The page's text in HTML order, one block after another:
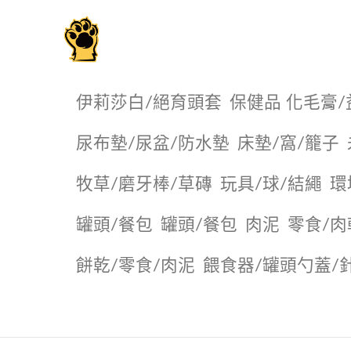
伊莉莎白/絕育頭套 保健品 化毛膏/
尿布墊/尿盆/防水墊 ️床墊/窩/籠子
牧草/磨牙棒/草磚 玩具/球/結繩 環
罐頭/餐包 罐頭/餐包 肉泥 零食/
餅乾/零食/肉泥 餵食器/罐頭勺蓋/